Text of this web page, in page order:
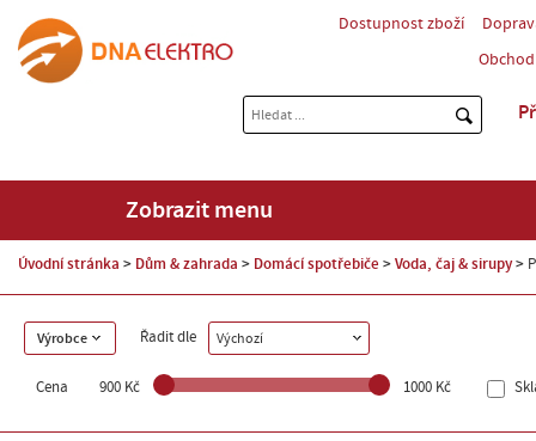
Dostupnost zboží
Zobrazit menu
Úvodní stránka Dům & zahrada Domácí spotřebiče Voda, čaj & sirupy
Výrobce Řadit dle Výchozí
Cena 900 Kč 1000 Kč